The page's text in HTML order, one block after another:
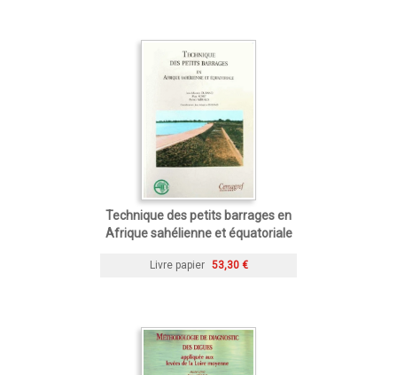
Technique des petits barrages en
Afrique sahélienne et équatoriale
Livre papier 53,30 €